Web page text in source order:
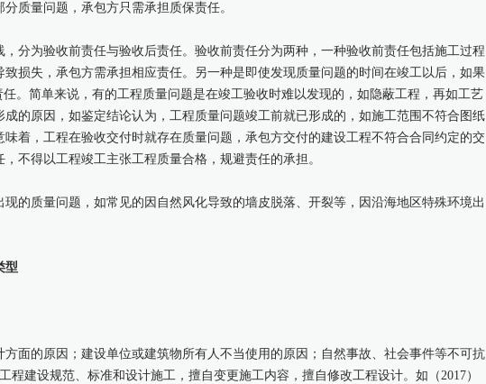
质量问题，承包方只需承担质保责任。
分为验收前责任与验收后责任。验收前责任分为两种，一种验收前责任包括施工过程
损失，承包方需承担相应责任。另一种是即使发现质量问题的时间在竣工以后，如果
。简单来说，有的工程质量问题是在竣工验收时难以发现的，如隐蔽工程，再如工艺
的原因，如鉴定结论认为，工程质量问题竣工前就已形成的，如施工范围不符合图纸
着，工程在验收交付时就存在质量问题，承包方交付的建设工程不符合合同约定的交
不得以工程竣工主张工程质量合格，规避责任的承担。
的质量问题，如常见的因自然风化导致的墙皮脱落、开裂等，因沿海地区特殊环境出
型
面的原因；建设单位或建筑物所有人不当使用的原因；自然事故、社会事件等不可抗
建设规范、标准和设计施工，擅自变更施工内容，擅自修改工程设计。如（2017）